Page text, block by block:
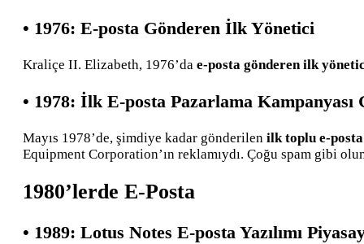
• 1976: E-posta Gönderen İlk Yönetici
Kraliçe II. Elizabeth, 1976’da e-posta gönderen ilk
• 1978: İlk E-posta Pazarlama Kampanyası
Mayıs 1978’de, şimdiye kadar gönderilen ilk toplu e-posta
Equipment Corporation’ın reklamıydı. Çoğu spam gibi
1980’lerde E-Posta
• 1989: Lotus Notes E-posta Yazılımı